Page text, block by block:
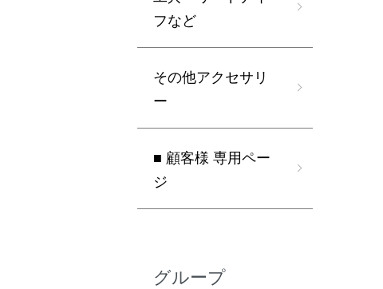
フなど
その他アクセサリ
ー
■ 顧客様 専用ペー
ジ
グループ